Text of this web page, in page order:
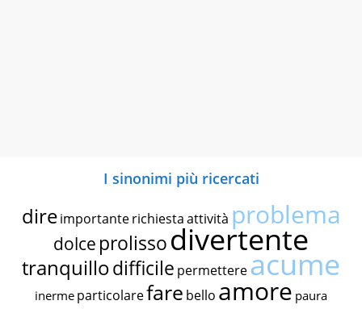
I sinonimi più ricercati
dire importante richiestaattività problema
dolce prolissodivertente
tranquillodifficile permettereacume
inerme particolarefare bello amore paura